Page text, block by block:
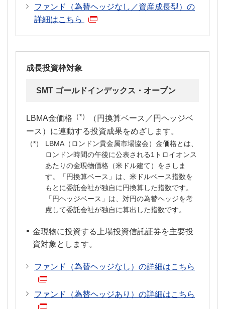
ファンド（為替ヘッジなし／資産成長型）の
詳細はこちら
成長投資枠対象
SMT ゴールドインデックス・オープン
LBMA金価格 （*）
（円換算ベース／円ヘッジベ
ース）に連動する投資成果をめざします。
LBMA（ロンドン貴金属市場協会）金価格とは、
ロンドン時間の午後に公表される1トロイオンス
あたりの金現物価格（米ドル建て）をさしま
す。「円換算ベース」は、米ドルベース指数を
もとに委託会社が独自に円換算した指数です。
「円ヘッジベース」は、対円の為替ヘッジを考
慮して委託会社が独自に算出した指数です。
金現物に投資する上場投資信託証券を主要投
資対象とします。
ファンド（為替ヘッジなし）の詳細はこちら
ファンド（為替ヘッジあり）の詳細はこちら